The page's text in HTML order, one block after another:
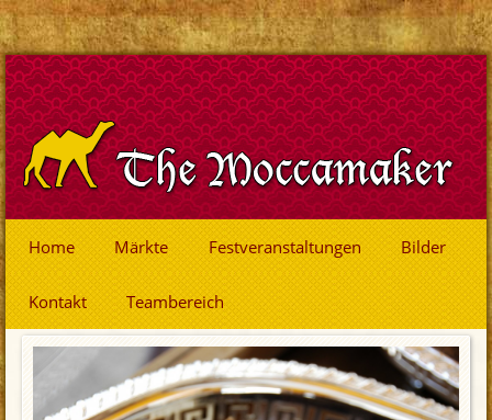
Home Märkte Festveranstaltungen Bilder
Kontakt Teambereich